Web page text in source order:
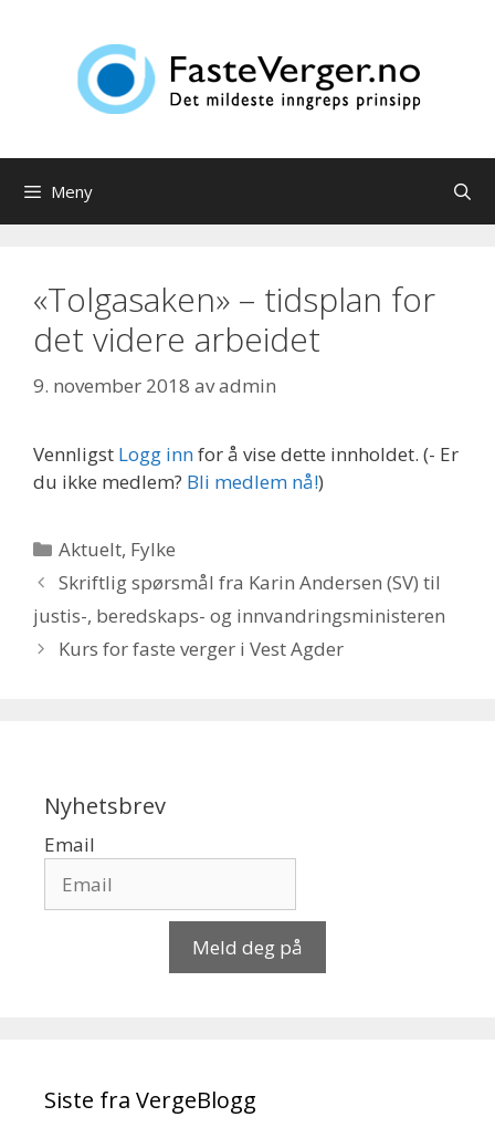
Meny
«Tolgasaken» – tidsplan for
det videre arbeidet
9. november 2018 avadmin
Vennligst Logg innfor å vise dette innholdet. (- Er
du ikke medlem? Bli medlem nå!)
Kategorier
Aktuelt, Fylke
Skriftlig spørsmål fra Karin Andersen (SV) til
justis-, beredskaps- og innvandringsministeren
Kurs for faste verger i Vest Agder
Nyhetsbrev
Email
Meld deg på
Siste fra VergeBlogg